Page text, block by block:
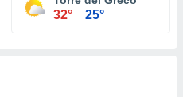
32° 25°